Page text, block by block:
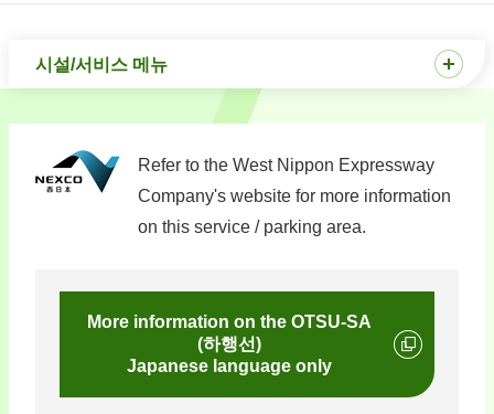
시설/서비스 메뉴
Refer to the West Nippon Expressway
Company's website for more information
on this service / parking area.
More information on the OTSU-SA
(하행선)
Japanese language only